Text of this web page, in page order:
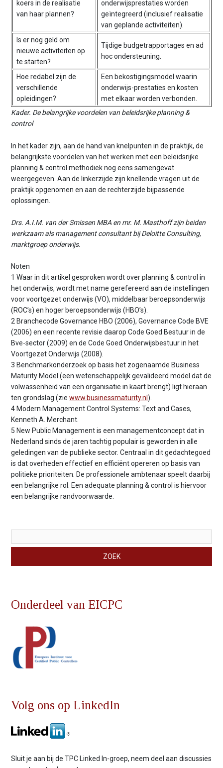
koers in de realisatie
van haar plannen?
onderwijsprestaties worden
geïntegreerd (inclusief realisatie
van geplande activiteiten).
Is er nog geld om
nieuwe activiteiten op
te starten?
Tijdige budgetrapportages en ad
hoc ondersteuning.
Hoe redabel zijn de
verschillende
opleidingen?
Een bekostigingsmodel waarin
onderwijs-prestaties en kosten
met elkaar worden verbonden.
Kader. De belangrijke voordelen van beleidsrijke planning &
control
In het kader zijn, aan de hand van knelpunten in de praktijk, de
belangrijkste voordelen van het werken met een beleidsrijke
planning & control methodiek nog eens samengevat
weergegeven. Aan de linkerzijde zijn knellende vragen uit de
praktijk opgenomen en aan de rechterzijde bijpassende
oplossingen.
Drs. A.I.M. van der Smissen MBA en mr. M. Masthoff zijn beiden
werkzaam als management consultant bij Deloitte Consulting,
marktgroep onderwijs.
Noten
1 Waar in dit artikel gesproken wordt over planning & control in
het onderwijs, wordt met name gerefereerd aan de instellingen
voor voortgezet onderwijs (VO), middelbaar beroepsonderwijs
(ROC’s) en hoger beroepsonderwijs (HBO’s).
2 Branchecode Governance HBO (2006), Governance Code BVE
(2006) en een recente revisie daarop Code Goed Bestuur in de
Bve-sector (2009) en de Code Goed Onderwijsbestuur in het
Voortgezet Onderwijs (2008).
3 Benchmarkonderzoek op basis het zogenaamde Business
Maturity Model (een wetenschappelijk gevalideerd model dat de
volwassenheid van een organisatie in kaart brengt) ligt hieraan
ten grondslag (ziewww.businessmaturity.nl).
4 Modern Management Control Systems: Text and Cases,
Kenneth A. Merchant.
5 New Public Management is een managementconcept dat in
Nederland sinds de jaren tachtig populair is geworden in alle
geledingen van de publieke sector. Centraal in dit gedachtegoed
is dat overheden effectief en efficiënt opereren op basis van
politieke prioriteiten. De professionele ambtenaar speelt daarbij
een belangrijke rol. Een adequate planning & control is hiervoor
een belangrijke randvoorwaarde.
ZOEK
Onderdeel van EICPC
Volg ons op LinkedIn
Sluit je aan bij de TPC Linked In-groep, neem deel aan discussies